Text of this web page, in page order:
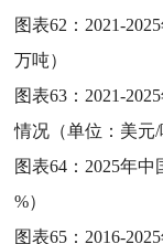
图表62： 2021-
万吨）
图表63： 2021-
情况（单位：美元/
图表64： 2025年中
%）
图表65： 2016-